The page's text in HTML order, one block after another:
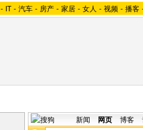
- IT - 汽车 - 房产 - 家居 - 女人 - 视频 - 播客
新闻 网页 博客